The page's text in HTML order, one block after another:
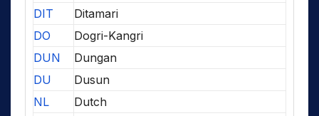
DIT
Ditamari
DO
Dogri-Kangri
DUN
Dungan
DU
Dusun
NL
Dutch